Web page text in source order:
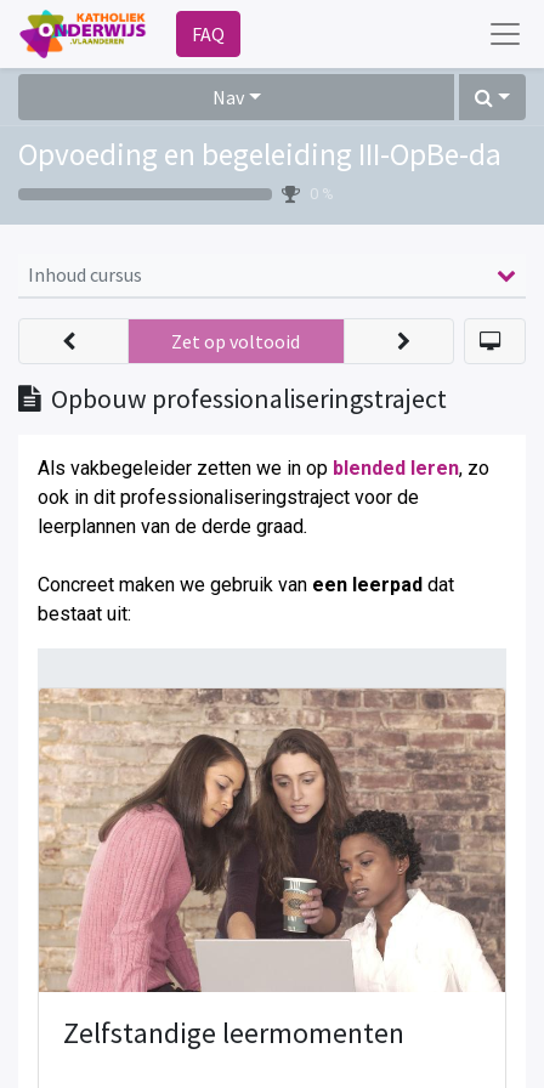
FAQ
Nav
Opvoeding en begeleiding III-OpBe-da
0 %
Inhoud cursus
Opbouw professionaliseringstraject
Zet op voltooid
Als vakbegeleider zetten we in op blended leren, zo
ook in dit professionaliseringstraject voor de
leerplannen van de derde graad.
Concreet maken we gebruik van een leerpad dat
bestaat uit:
Zelfstandige leermomenten